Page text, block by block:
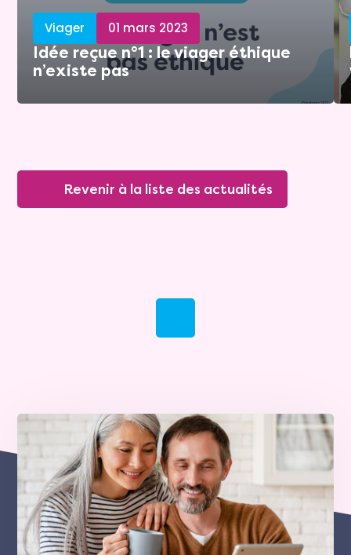
Viager 01 mars 2023
Idée reçue n°1 : le viager éthique
n’existe pas
Revenir à la liste des actualités